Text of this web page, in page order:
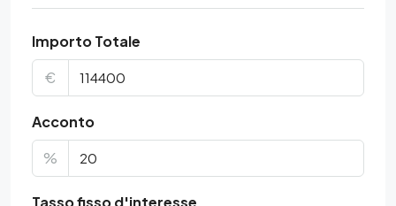
Importo Totale
€
Acconto
%
Tasso fisso d'interesse